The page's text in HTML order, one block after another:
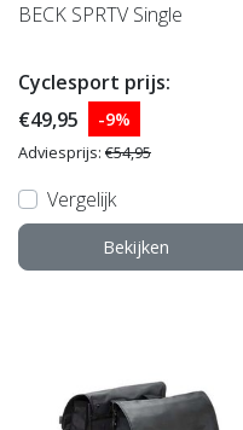
BECK SPRTV Single
Cyclesport prijs:
€49,95
-9%
Adviesprijs: €54,95
Vergelijk
Bekijken